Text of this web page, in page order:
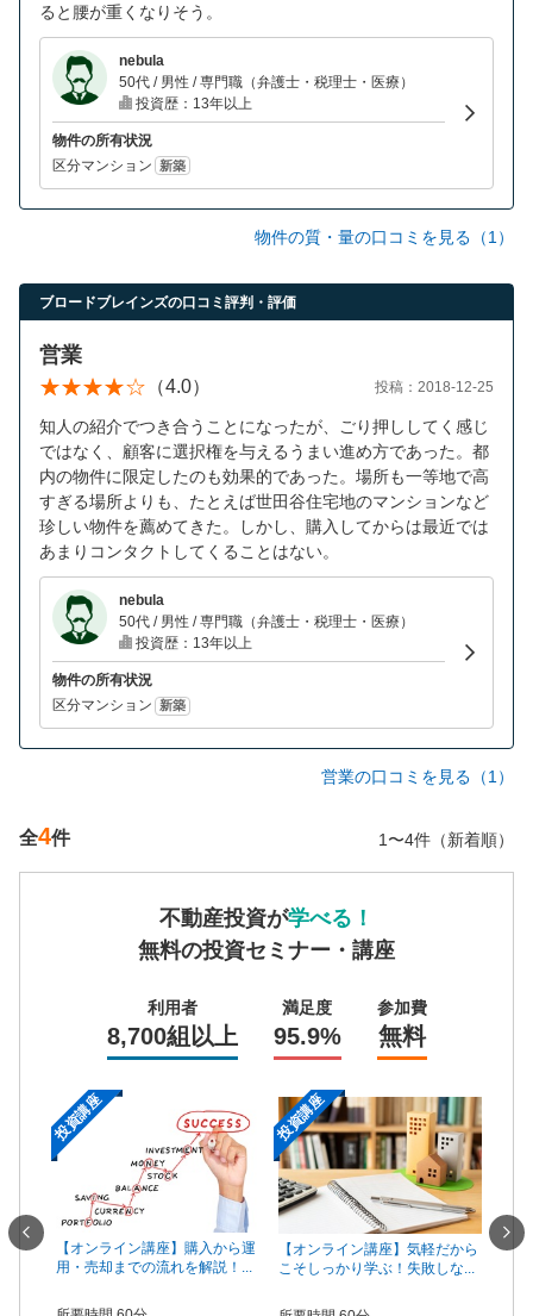
ると腰が重くなりそう。
nebula
50代 / 男性 / 専門職（弁護士・税理士・医療）
投資歴：13年以上
物件の所有状況
区分マンション 新築
物件の質・量の口コミを見る（1）
ブロードブレインズの口コミ評判・評価
営業
（4.0） 投稿：2018-12-25
知人の紹介でつき合うことになったが、ごり押ししてく感じ
ではなく、顧客に選択権を与えるうまい進め方であった。都
内の物件に限定したのも効果的であった。場所も一等地で高
すぎる場所よりも、たとえば世田谷住宅地のマンションなど
珍しい物件を薦めてきた。しかし、購入してからは最近では
あまりコンタクトしてくることはない。
nebula
50代 / 男性 / 専門職（弁護士・税理士・医療）
投資歴：13年以上
物件の所有状況
区分マンション 新築
営業の口コミを見る（1）
全4件 1〜4件（新着順）
不動産投資が学べる！
無料の投資セミナー・講座
利用者
8,700組以上
満足度
95.9%
参加費
無料
手は
投資講座
【オンライン講座】購入から運
用・売却までの流れを解説！...
投資講座
【オンライン講座】気軽だから
こそしっかり学ぶ！失敗しな...
【オ